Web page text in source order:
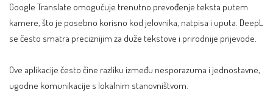
Google Translate omogućuje trenutno prevođenje teksta putem
kamere, što je posebno korisno kod jelovnika, natpisa i uputa. DeepL
se često smatra preciznijim za duže tekstove i prirodnije prijevode.
Ove aplikacije često čine razliku između nesporazuma i jednostavne,
ugodne komunikacije s lokalnim stanovništvom.